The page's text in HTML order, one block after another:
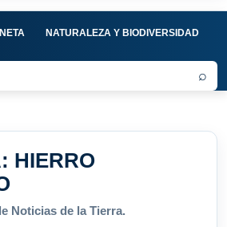
NATURALEZA Y BIODIVERSIDAD
⌕
HIERRO
Noticias de la Tierra.